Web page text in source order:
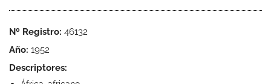
Nº Registro: 46132
Año: 1952
Descriptores: